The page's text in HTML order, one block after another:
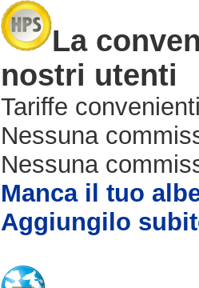
La
nostri utenti
Tariffe
Nessuna
Nessuna
Manca il tuo
Aggiungilo